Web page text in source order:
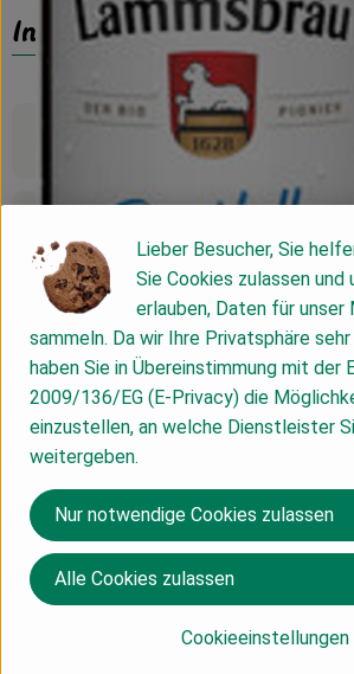
Info
Produktinformationen
Nährwert-Info
Produktdatenblatt
Herkunft
Deutschland
Lieber Besucher, Sie
Sie Cookies zulassen und
erlauben, Daten für unser
sammeln. Da wir Ihre Privatsphäre
haben Sie in Übereinstimmung mit der
2009/136/EG (E-Privacy) die
einzustellen, an welche Dienstleister
weitergeben.
Cookieeinstellungen
Nur notwendige Cookies zulassen
Alle Cookies zulassen